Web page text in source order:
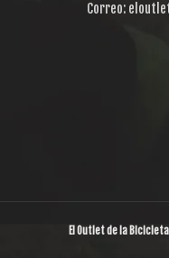
Correo:
El Outlet de la Bicicleta